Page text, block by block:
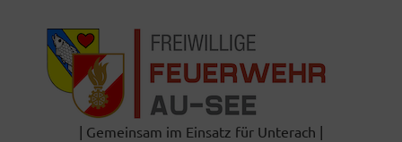
springen
| Gemeinsam im Einsatz für Unterach |